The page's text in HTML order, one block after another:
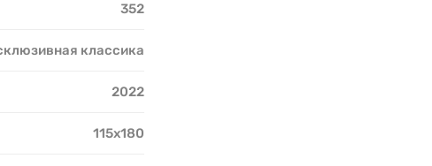
352
классика
2022
115х180